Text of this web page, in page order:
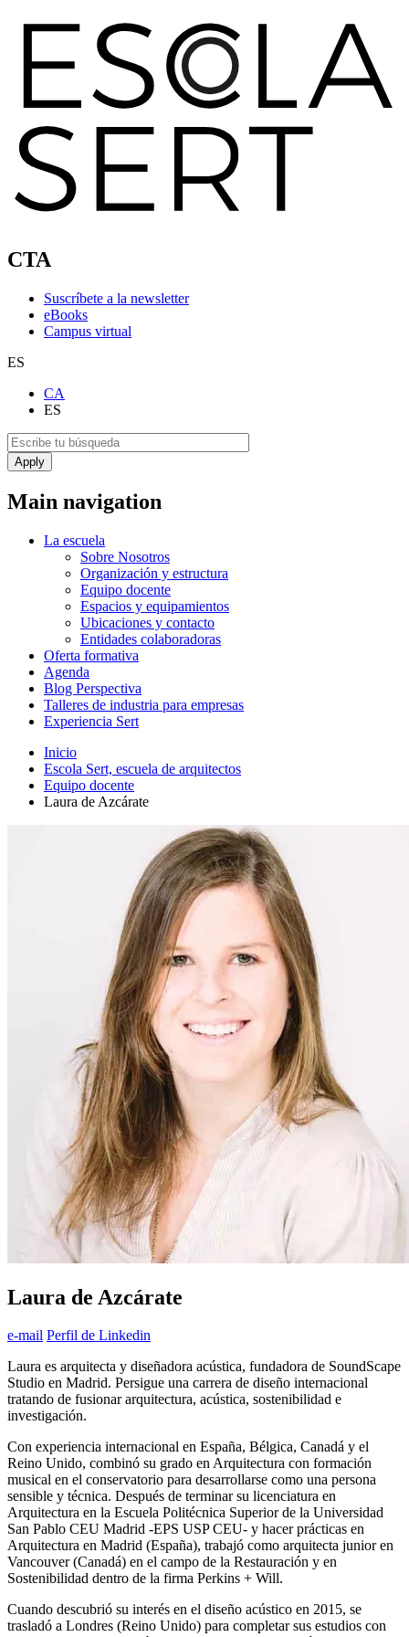
CTA
Suscríbete a la newsletter
eBooks
Campus virtual
ES
CA
ES
Main navigation
La escuela
Sobre Nosotros
Organización y estructura
Equipo docente
Espacios y equipamientos
Ubicaciones y contacto
Entidades colaboradoras
Oferta formativa
Agenda
Blog Perspectiva
Talleres de industria para empresas
Experiencia Sert
Inicio
Escola Sert, escuela de arquitectos
Equipo docente
Laura de Azcárate
Laura de Azcárate
e-mail Perfil de Linkedin
Laura es arquitecta y diseñadora acústica, fundadora de SoundScape
Studio en Madrid. Persigue una carrera de diseño internacional
tratando de fusionar arquitectura, acústica, sostenibilidad e
investigación.
Con experiencia internacional en España, Bélgica, Canadá y el
Reino Unido, combinó su grado en Arquitectura con formación
musical en el conservatorio para desarrollarse como una persona
sensible y técnica. Después de terminar su licenciatura en
Arquitectura en la Escuela Politécnica Superior de la Universidad
San Pablo CEU Madrid -EPS USP CEU- y hacer prácticas en
Arquitectura en Madrid (España), trabajó como arquitecta junior en
Vancouver (Canadá) en el campo de la Restauración y en
Sostenibilidad dentro de la firma Perkins + Will.
Cuando descubrió su interés en el diseño acústico en 2015, se
trasladó a Londres (Reino Unido) para completar sus estudios con